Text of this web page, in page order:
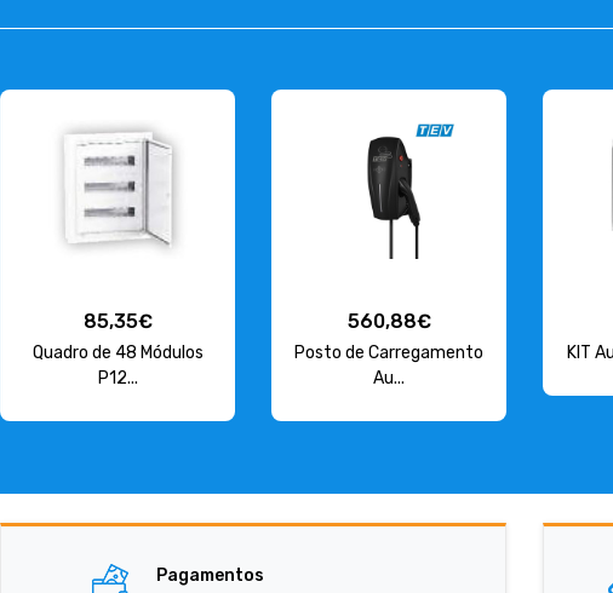
85,35€
Quadro de 48 Módulos
P12...
560,88€
Posto de Carregamento
Au...
KIT
Pagamentos